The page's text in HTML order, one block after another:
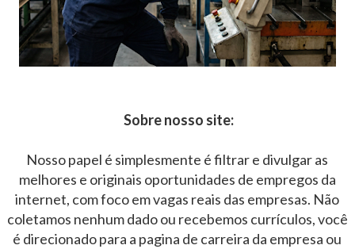
Sobre nosso site:
Nosso papel é simplesmente é filtrar e divulgar as
melhores e originais oportunidades de empregos da
internet, com foco em vagas reais das empresas. Não
coletamos nenhum dado ou recebemos currículos, você
é direcionado para a pagina de carreira da empresa ou